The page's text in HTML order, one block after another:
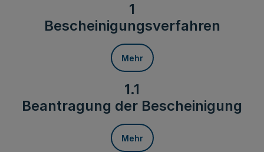
1
Bescheinigungsverfahren
Mehr
1.1
Beantragung der Bescheinigung
Mehr